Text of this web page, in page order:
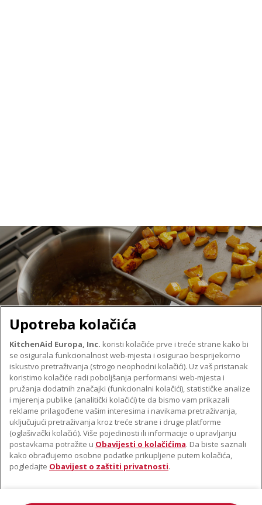
O TVRTKI KITCHENAID
Robna marka
Povijest
ODR
PODRŠKA
Pronađi trgovinu
Jamstvo i dokumenti
PRATITE NAS
Upotreba kolačića
KitchenAid Europa, Inc. koristi kolačiće prve i treće strane kako bi
se osigurala funkcionalnost web-mjesta i osigurao besprijekorno
iskustvo pretraživanja (strogo neophodni kolačići). Uz vaš pristanak
koristimo kolačiće radi poboljšanja performansi web-mjesta i
pružanja dodatnih značajki (funkcionalni kolačići), statističke analize
i mjerenja publike (analitički kolačići) te da bismo vam prikazali
reklame prilagođene vašim interesima i navikama pretraživanja,
uključujući pretraživanja kroz treće strane i druge platforme
(oglašivački kolačići). Više pojedinosti ili informacije o upravljanju
postavkama potražite u Obavijesti o kolačićima. Da biste saznali
kako obrađujemo osobne podatke prikupljene putem kolačića,
pogledajte Obavijest o zaštiti privatnosti.